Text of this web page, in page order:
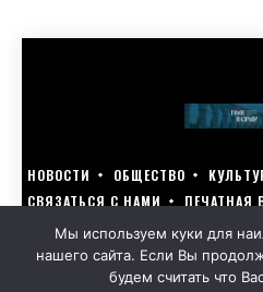
НОВОСТИ ОБЩЕСТВО
СВЯЗАТЬСЯ С НАМИ
ПЕЧАТНАЯ
ГОЛОСУЙ ЗА БЛАГОУСТРОЙСТВО
GOLOS-NAZRANI.RU ВСЕ ПРАВА
ПОЛИТИКА ОБРАБОТКИ
Мы используем куки для
нашего сайта. Если Вы
будем считать что